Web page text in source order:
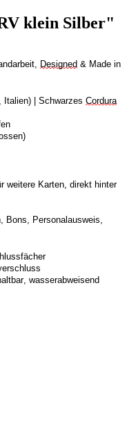
klein Silber"
Designed & Made in
Italien) | Schwarzes Cordura
weitere Karten, direkt hinter
Bons, Personalausweis,
wasserabweisend